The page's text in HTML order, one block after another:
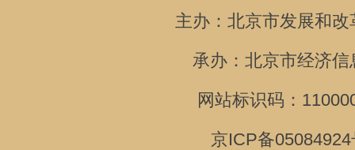
主办：北京市发展和改
承办：北京市经济信
网站标识码：
京ICP备